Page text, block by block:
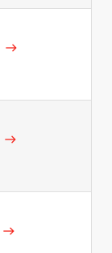
east
east
east